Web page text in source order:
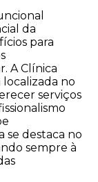
da
para
A Clínica
no
serviços
se destaca no
sempre à